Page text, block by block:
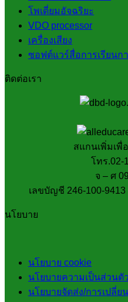
โพเดี่ยมอัจฉริยะ
VDO processor
เครื่องเสียง
ซอฟต์แวร์สื่อการเรียนก
ติดต่อเรา
สแกนเพิ่มเพื่
โทร.02-
จ – ศ
เลขบัญชี 246-100-
นโยบาย
นโยบาย cookie
นโยบายความเป็นส่วนตัว
นโยบายจัดส่ง/การเปลี่